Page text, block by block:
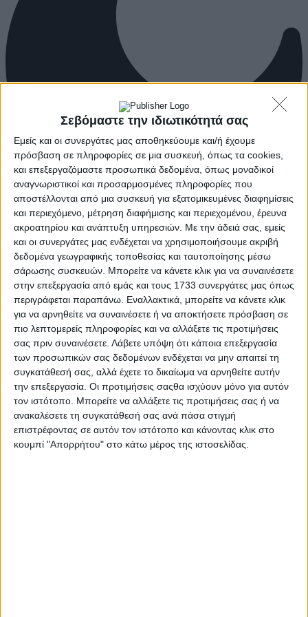
Σεβόμαστε την ιδιωτικότητά σας
Εμείς και οι συνεργάτες μας αποθηκεύουμε και/ή έχουμε
πρόσβαση σε πληροφορίες σε μια συσκευή, όπως τα cookies,
και επεξεργαζόμαστε προσωπικά δεδομένα, όπως μοναδικοί
αναγνωριστικοί και προσαρμοσμένες πληροφορίες που
αποστέλλονται από μια συσκευή για εξατομικευμένες διαφημίσεις
και περιεχόμενο, μέτρηση διαφήμισης και περιεχομένου, έρευνα
ακροατηρίου και ανάπτυξη υπηρεσιών. Με την άδειά σας, εμείς
και οι συνεργάτες μας ενδέχεται να χρησιμοποιήσουμε ακριβή
δεδομένα γεωγραφικής τοποθεσίας και ταυτοποίησης μέσω
σάρωσης συσκευών. Μπορείτε να κάνετε κλικ για να συναινέσετε
στην επεξεργασία από εμάς και τους 1733 συνεργάτες μας όπως
περιγράφεται παραπάνω. Εναλλακτικά, μπορείτε να κάνετε κλικ
για να αρνηθείτε να συναινέσετε ή να αποκτήσετε πρόσβαση σε
πιο λεπτομερείς πληροφορίες και να αλλάξετε τις προτιμήσεις
σας πριν συναινέσετε. Λάβετε υπόψη ότι κάποια επεξεργασία
των προσωπικών σας δεδομένων ενδέχεται να μην απαιτεί τη
συγκατάθεσή σας, αλλά έχετε το δικαίωμα να αρνηθείτε αυτήν
την επεξεργασία. Οι προτιμήσεις σαςθα ισχύουν μόνο για αυτόν
τον ιστότοπο. Μπορείτε να αλλάξετε τις προτιμήσεις σας ή να
ανακαλέσετε τη συγκατάθεσή σας ανά πάσα στιγμή
επιστρέφοντας σε αυτόν τον ιστότοπο και κάνοντας κλικ στο
κουμπί "Απορρήτου" στο κάτω μέρος της ιστοσελίδας.